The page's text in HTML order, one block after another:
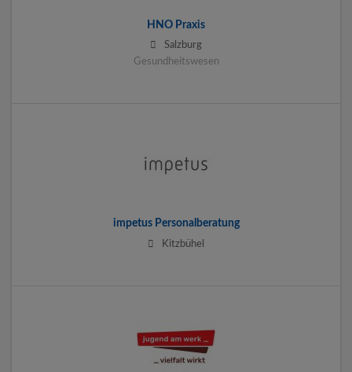
HNO Praxis
Salzburg
Gesundheitswesen
impetus Personalberatung
Kitzbühel